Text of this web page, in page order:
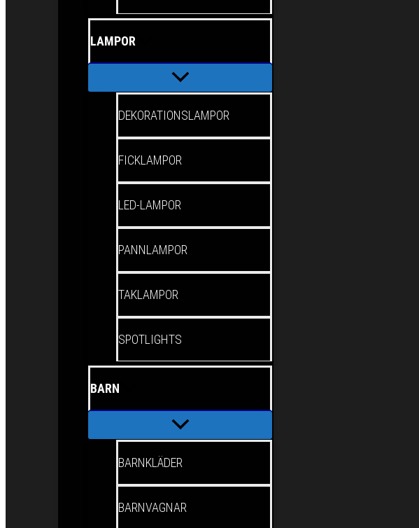
LAMPOR
DEKORATIONSLAMPOR
FICKLAMPOR
LED-LAMPOR
PANNLAMPOR
TAKLAMPOR
SPOTLIGHTS
BARN
BARNKLÄDER
BARNVAGNAR